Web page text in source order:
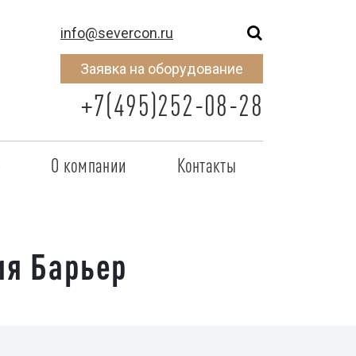
info@severcon.ru
Заявка на оборудование
+7(495)252-08-28
О компании
Новости
Контакты
Барьер